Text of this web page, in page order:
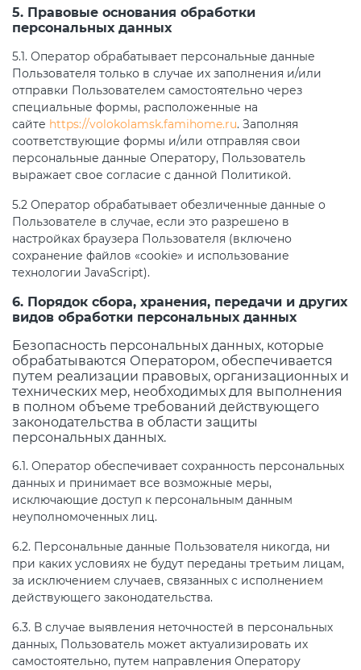
5. Правовые основания обработки
персональных данных
5.1. Оператор обрабатывает персональные данные
Пользователя только в случае их заполнения и/или
отправки Пользователем самостоятельно через
специальные формы, расположенные на
сайте https://volokolamsk.famihome.ru. Заполняя
соответствующие формы и/или отправляя свои
персональные данные Оператору, Пользователь
выражает свое согласие с данной Политикой.
5.2 Оператор обрабатывает обезличенные данные о
Пользователе в случае, если это разрешено в
настройках браузера Пользователя (включено
сохранение файлов «cookie» и использование
технологии JavaScript).
6. Порядок сбора, хранения, передачи и других
видов обработки персональных данных
Безопасность персональных данных, которые
обрабатываются Оператором, обеспечивается
путем реализации правовых, организационных и
технических мер, необходимых для выполнения
в полном объеме требований действующего
законодательства в области защиты
персональных данных.
6.1. Оператор обеспечивает сохранность персональных
данных и принимает все возможные меры,
исключающие доступ к персональным данным
неуполномоченных лиц.
6.2. Персональные данные Пользователя никогда, ни
при каких условиях не будут переданы третьим лицам,
за исключением случаев, связанных с исполнением
действующего законодательства.
6.3. В случае выявления неточностей в персональных
данных, Пользователь может актуализировать их
самостоятельно, путем направления Оператору